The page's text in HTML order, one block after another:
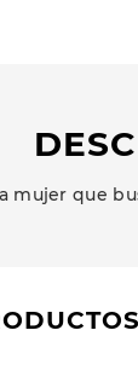
mujer que